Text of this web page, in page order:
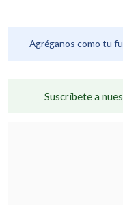
Agréganos como tu
Suscríbete a